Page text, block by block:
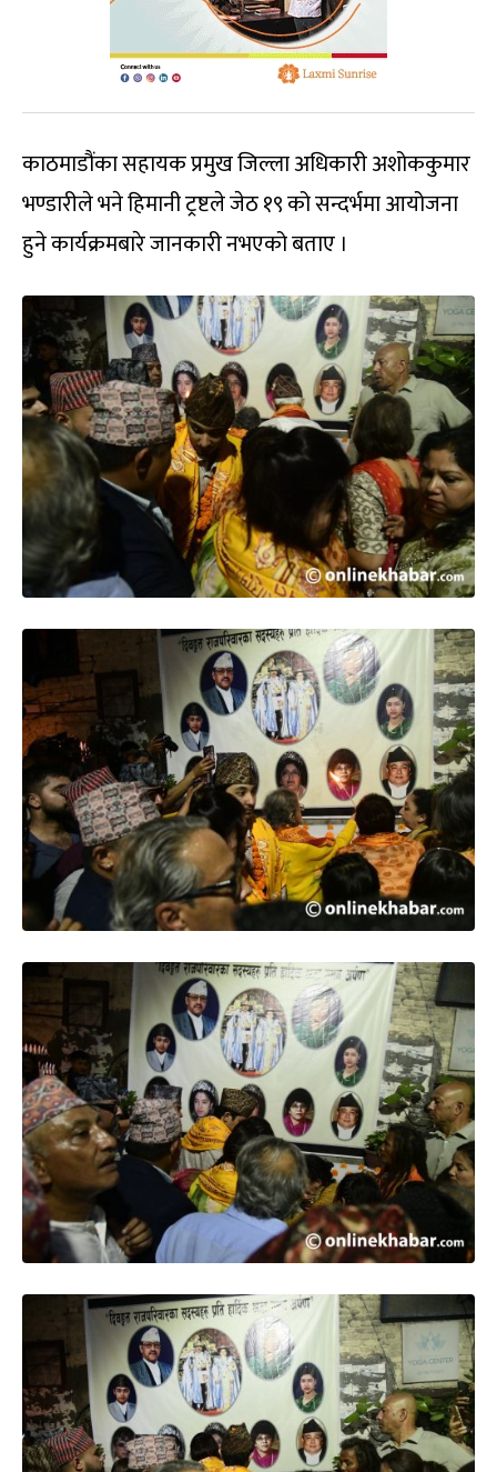
काठमाडौंका सहायक प्रमुख जिल्ला अधिकारी अशोककुमार
भण्डारीले भने हिमानी ट्रष्टले जेठ १९ को सन्दर्भमा आयोजना
हुने कार्यक्रमबारे जानकारी नभएको बताए ।